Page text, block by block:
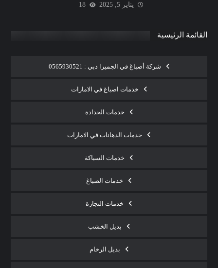
يناير 5, 2025
18
القائمة الرئيسية
شركة أصباغ في الجميرا دبي : 0565930521
خدمات اصباغ في الامارات
خدمات الحدادة
خدمات الدهانات في الامارات
خدمات السباكة
خدمات الصباغ
خدمات النجارة
بديل الخشب
بديل الرخام